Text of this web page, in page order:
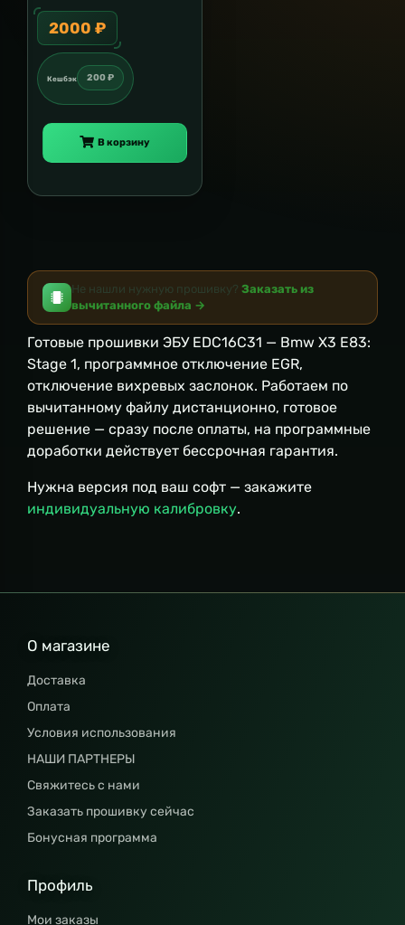
2000 ₽
Кешбэк 200 ₽
В корзину
Не нашли нужную прошивку? Заказать из
вычитанного файла →
Готовые прошивки ЭБУ EDC16C31 — Bmw X3 E83:
Stage 1, программное отключение EGR,
отключение вихревых заслонок. Работаем по
вычитанному файлу дистанционно, готовое
решение — сразу после оплаты, на программные
доработки действует бессрочная гарантия.
Нужна версия под ваш софт — закажите
индивидуальную калибровку.
О магазине
Доставка
Оплата
Условия использования
НАШИ ПАРТНЕРЫ
Свяжитесь с нами
Заказать прошивку сейчас
Бонусная программа
Профиль
Мои заказы